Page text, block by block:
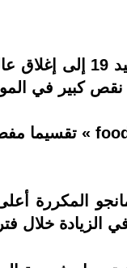
أدي تفشي
نقص كبير في
الزيادة خلال